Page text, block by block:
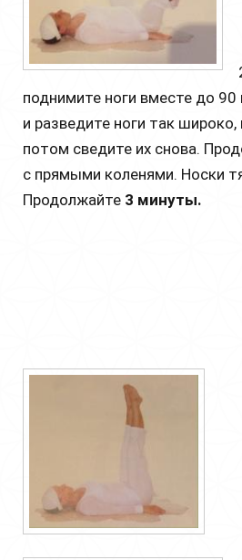
поднимите ноги вместе до 90
и разведите ноги так
потом сведите их снова.
с прямыми коленями. Носки
Продолжайте 3 минуты.